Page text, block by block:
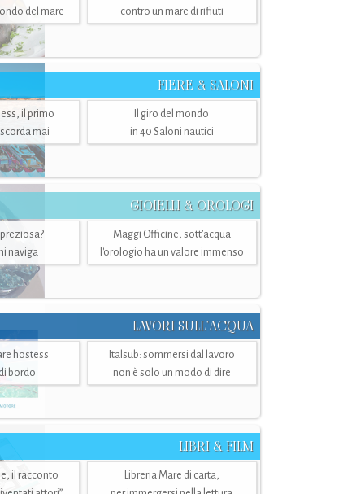
del mare
contro un mare di rifiuti
FIERE & SALONI
il primo
mai
Il giro del mondo
in 40 Saloni nautici
GIOIELLI & OROLOGI
preziosa?
naviga
Maggi Officine, sott’acqua
l'orologio ha un valore immenso
LAVORI SULL’ACQUA
hostess
bordo
Italsub: sommersi dal lavoro
non è solo un modo di dire
LIBRI & FILM
il racconto
Libreria Mare di carta,